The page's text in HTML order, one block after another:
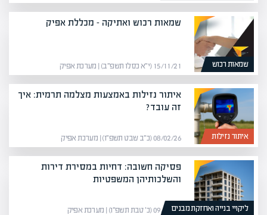
שמאות רכוש
שמאות רכוש ואתיקה – מכללת אפיק
15/11/21 (י״א כסלו תשפ״ב) | מערכת אפיק
איתור נזילות
איתור נזילות באמצעות מצלמה תרמית: איך
זה עובד?
08/02/26 (כ״ב שבט תשפ״ו) | מערכת אפיק
ליקויי בנייה ואחזקת מבנים
פסיקה חשובה: דחיות במסירת דירות
והשלכותיהן המשפטיות
09/01/26 (כ׳ טבת תשפ״ו) | מערכת אפיק